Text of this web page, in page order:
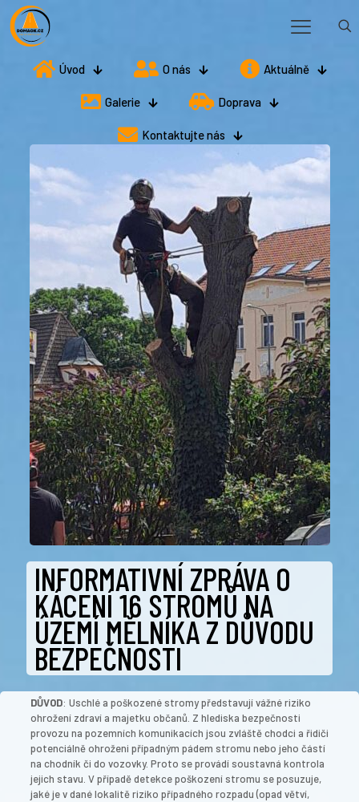
Úvod O nás Aktuálně
Galerie Doprava
Kontaktujte nás
INFORMATIVNÍ ZPRÁVA O
KÁCENÍ 16 STROMŮ NA
ÚZEMÍ MĚLNÍKA Z DŮVODU
BEZPEČNOSTI
DŮVOD: Uschlé a poškozené stromy představují vážné riziko
ohrožení zdraví a majetku občanů. Z hlediska bezpečnosti
provozu na pozemních komunikacích jsou zvláště chodci a řidiči
potenciálně ohroženi případným pádem stromu nebo jeho částí
na chodník či do vozovky. Proto se provádí soustavná kontrola
jejich stavu. V případě detekce poškození stromu se posuzuje,
jaké je v dané lokalitě riziko případného rozpadu (opad větví,